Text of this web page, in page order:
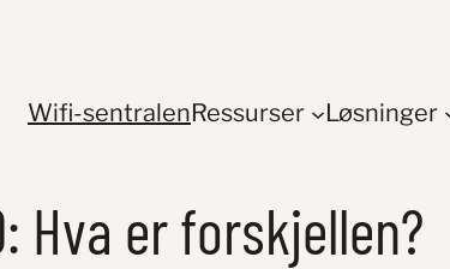
Wifi-sentralenRessurser Løsninger
Hva er forskjellen?